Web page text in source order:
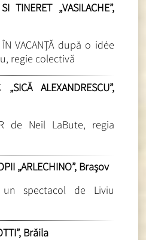
TINERET „VASILACHE”,
ÎN VACANŢĂ după o idée
regie colectivă
ALEXANDRESCU”,
de Neil LaBute, regia
„ARLECHINO”, Braşov
un spectacol de Liviu
Brăila